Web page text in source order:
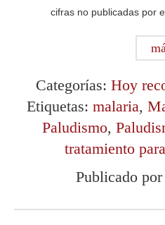
cifras no publicadas por
Categorías: Hoy
Etiquetas: malaria,
Paludismo,
tratamiento
Publicado por